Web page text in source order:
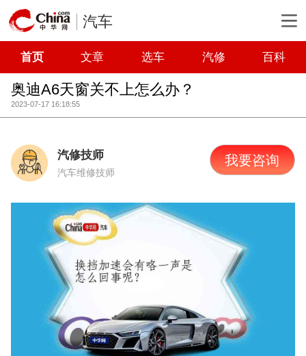
汽车
首页 文章 选车 汽修 百科
奥迪A6天窗关不上怎么办？
2023-07-17 16:18:55
汽修技师
汽车维修技师
我要咨询